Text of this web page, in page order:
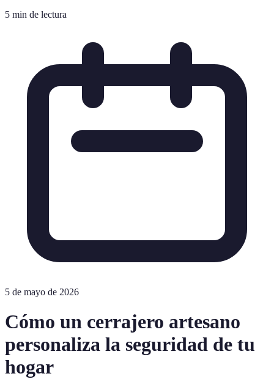
5 min de lectura
5 de mayo de 2026
Cómo un cerrajero artesano
personaliza la seguridad de tu
hogar